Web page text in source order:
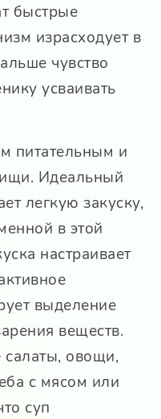
быстрые
израсходует в
чувство
усваивать
питательным и
Идеальный
легкую закуску,
в этой
настраивает
выделение
веществ.
салаты, овощи,
с мясом или
суп